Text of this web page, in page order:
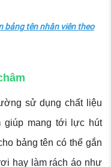
bảng tên nhân viên theo
sử dụng chất liệu
giúp mang tới lực hút
bảng tên có thể gắn
hay làm rách áo như